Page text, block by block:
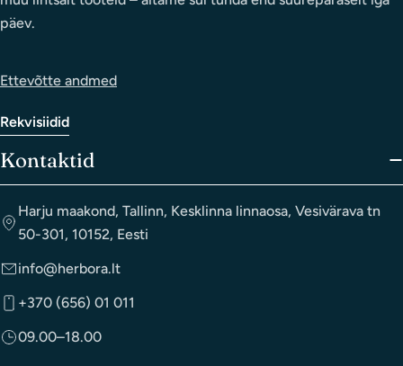
päev.
Ettevõtte andmed
Rekvisiidid
Kontaktid
Harju maakond, Tallinn, Kesklinna linnaosa, Vesivärava tn
50-301, 10152, Eesti
info@herbora.lt
+370 (656) 01 011
09.00–18.00